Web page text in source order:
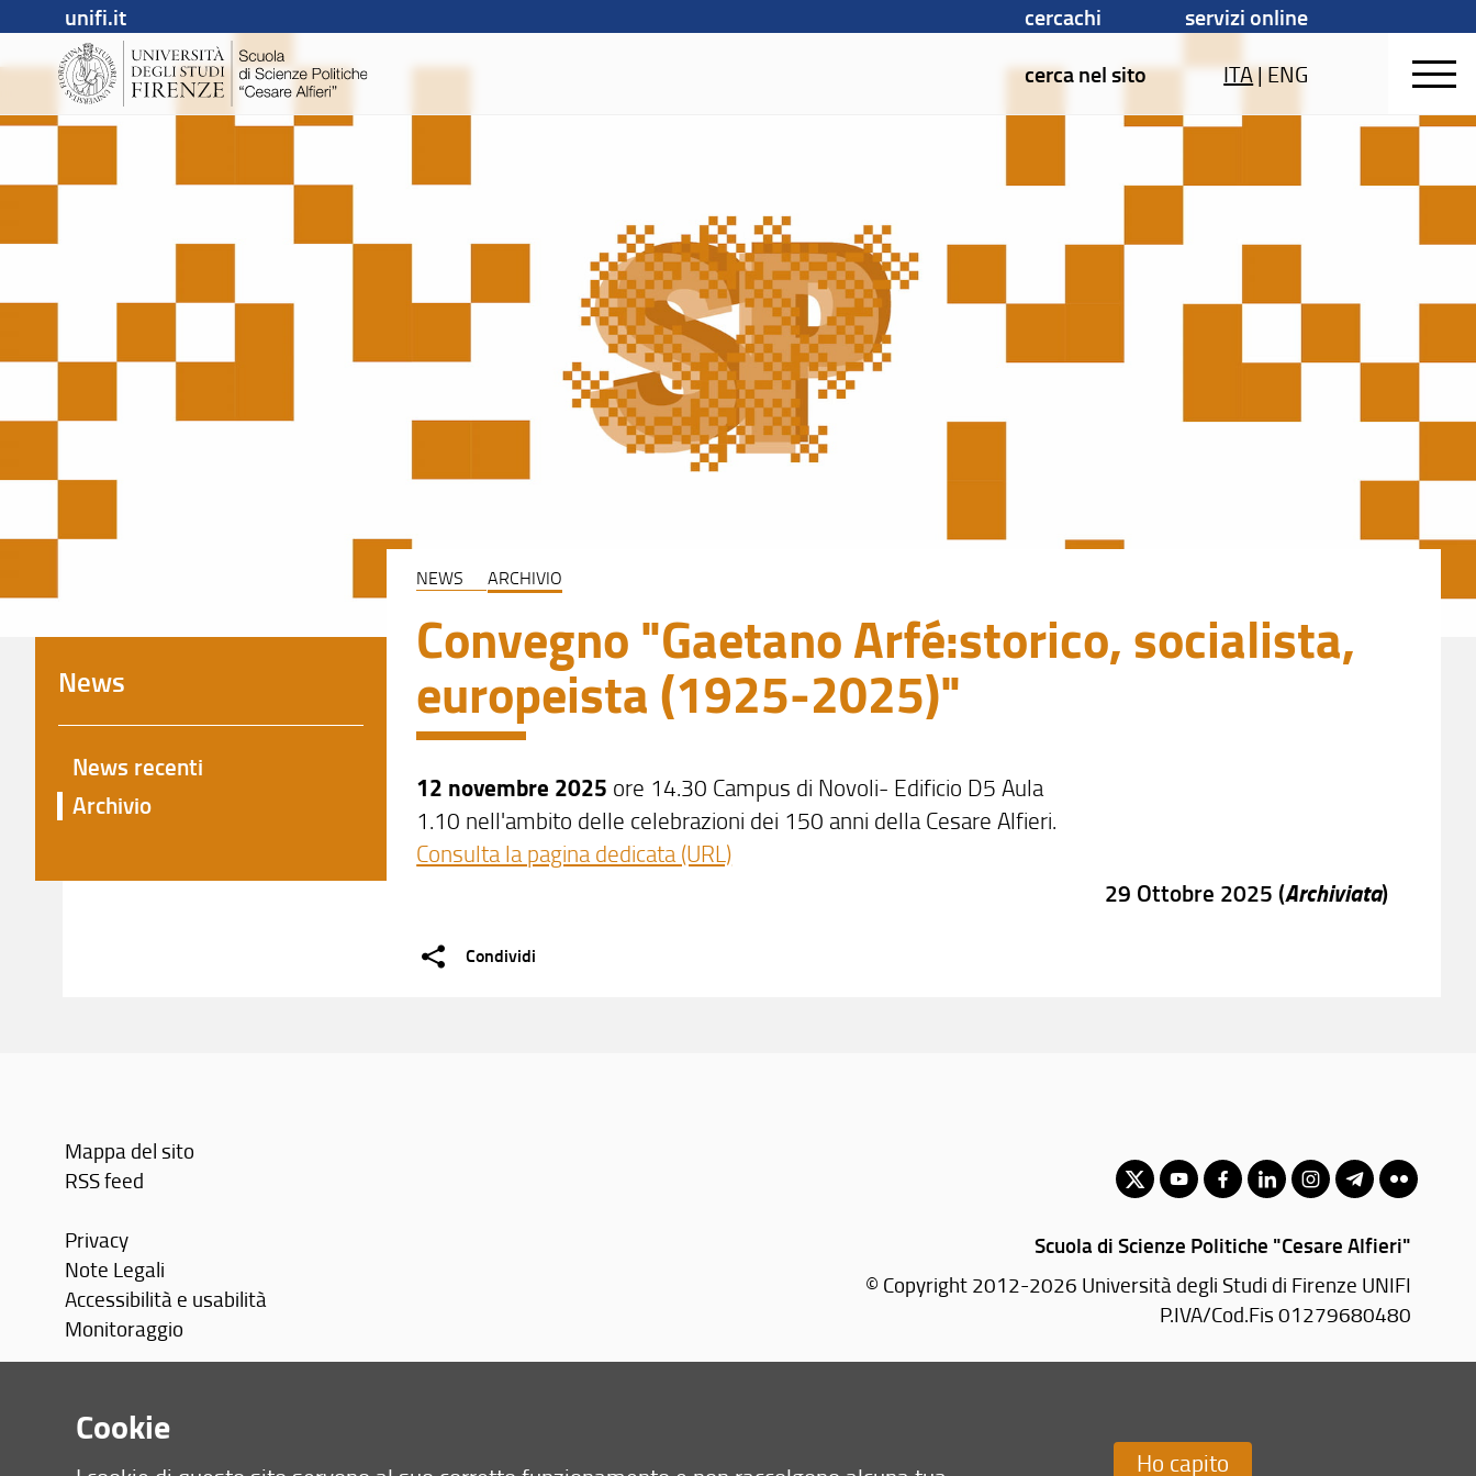
unifi.it cercachi
servizi online
cerca nel sito
ITA|ENG
NEWS ARCHIVIO
Convegno "Gaetano Arfé:storico, socialista,
europeista (1925-2025)"
12 novembre 2025 ore 14.30 Campus di Novoli- Edificio D5 Aula
1.10 nell'ambito delle celebrazioni dei 150 anni della Cesare Alfieri.
Consulta la pagina dedicata (URL)
29 Ottobre 2025 (Archiviata)
Condividi
News
News recenti
Archivio
Mappa del sito
RSS feed
Privacy
Note Legali
Accessibilità e usabilità
Monitoraggio
Scuola di Scienze Politiche "Cesare Alfieri"
© Copyright 2012-2026 Università degli Studi di Firenze UNIFI
P.IVA/Cod.Fis 01279680480
Email:scuola(AT)sc-politiche.unifi.it
Cookie
Ho capito